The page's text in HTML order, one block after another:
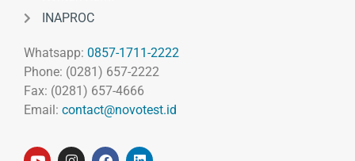
INAPROC
Whatsapp: 0857-1711-2222
Phone: (0281) 657-2222
Fax: (0281) 657-4666
Email: contact@novotest.id